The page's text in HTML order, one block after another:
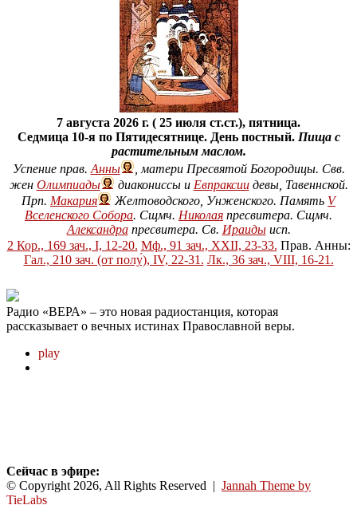
7 августа 2026 г. ( 25 июля ст.ст.), пятница.
Седмица 10-я по Пятидесятнице. День постный. Пища с
растительным маслом.
Успение прав. Анны
, матери Пресвятой Богородицы. Свв.
жен Олимпиады диакониссы и Евпраксиидевы, Тавеннской.
Прп. Макария Желтоводского, Унженского. Память V
Вселенского Собора. Сщмч. Николая пресвитера. Сщмч.
Александрапресвитера. Св. Ираидыисп.
2 Кор., 169 зач., I, 12-20. Мф., 91 зач., XXII, 23-33. Прав. Анны:
Гал., 210 зач. (от полу́), IV, 22-31. Лк., 36 зач., VIII, 16-21.
Радио «ВЕРА» – это новая радиостанция, которая
рассказывает о вечных истинах Православной веры.
play
Сейчас в эфире:
© Copyright 2026, All Rights Reserved | Jannah Theme by
TieLabs